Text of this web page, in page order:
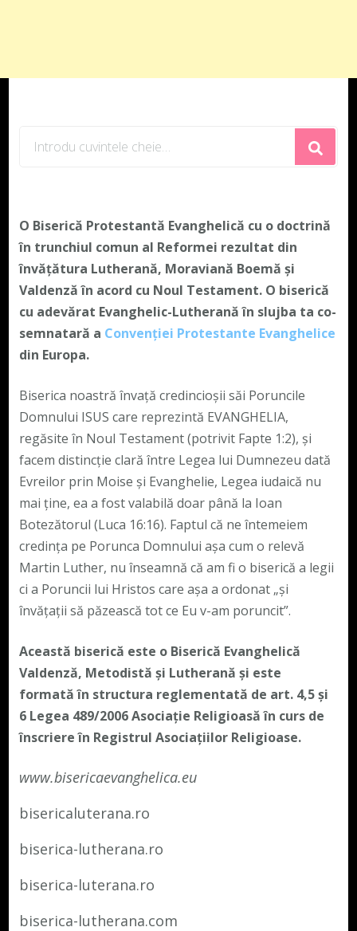
ceva?
O Biserică Protestantă Evanghelică cu o doctrină
în trunchiul comun al Reformei rezultat din
învățătura Lutherană, Moraviană Boemă și
Valdenză în acord cu Noul Testament. O biserică
cu adevărat Evanghelic-Lutherană în slujba ta co-
semnatară a Convenției Protestante Evanghelice
din Europa.
Biserica noastră învață credincioșii săi Poruncile
Domnului ISUS care reprezintă EVANGHELIA,
regăsite în Noul Testament (potrivit Fapte 1:2), și
facem distincție clară între Legea lui Dumnezeu dată
Evreilor prin Moise și Evanghelie, Legea iudaică nu
mai ține, ea a fost valabilă doar până la Ioan
Botezătorul (Luca 16:16). Faptul că ne întemeiem
credința pe Porunca Domnului așa cum o relevă
Martin Luther, nu înseamnă că am fi o biserică a legii
ci a Poruncii lui Hristos care așa a ordonat „și
învățații să păzească tot ce Eu v-am poruncit”.
Această biserică este o Biserică Evanghelică
Valdenză, Metodistă și Lutherană și este
formată în structura reglementată de art. 4,5 și
6 Legea 489/2006Asociație Religioasă în curs de
înscriere în Registrul Asociațiilor Religioase.
www.bisericaevanghelica.eu
bisericaluterana.ro
biserica-lutherana.ro
biserica-luterana.ro
biserica-lutherana.com